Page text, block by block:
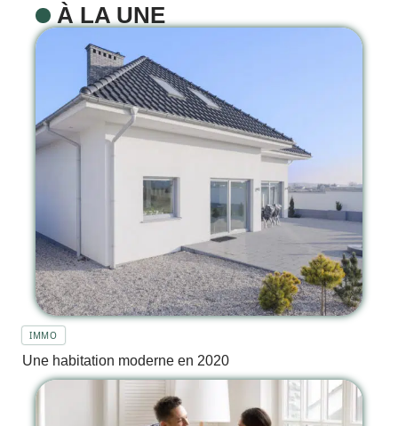
À LA UNE
IMMO
Une habitation moderne en 2020